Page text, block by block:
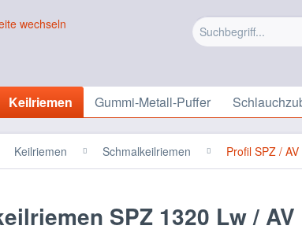
Keilriemen Gummi-Metall-Puffer
Keilriemen Schmalkeilriemen Profil SPZ / AV
SPZ 1320 Lw / AV